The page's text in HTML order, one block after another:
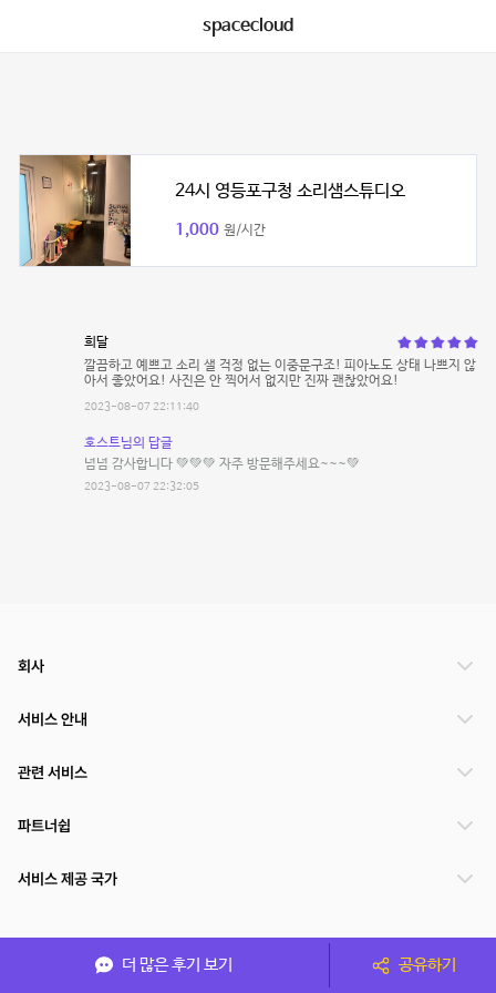
spacecloud
24시 영등포구청 소리샘스튜디오
1,000 원/시간
희달
깔끔하고 예쁘고 소리 샐 걱정 없는 이중문구조! 피아노도 상태 나쁘지 않
아서 좋았어요! 사진은 안 찍어서 없지만 진짜 괜찮았어요!
2023-08-07 22:11:40
호스트님의 답글
넘넘 감사합니다 💚💚💚 자주 방문해주세요~~~💚
2023-08-07 22:32:05
더 많은 후기 보기 공유하기
회사
서비스 안내
관련 서비스
파트너쉽
서비스 제공 국가
(주)NSPACE 사업자정보